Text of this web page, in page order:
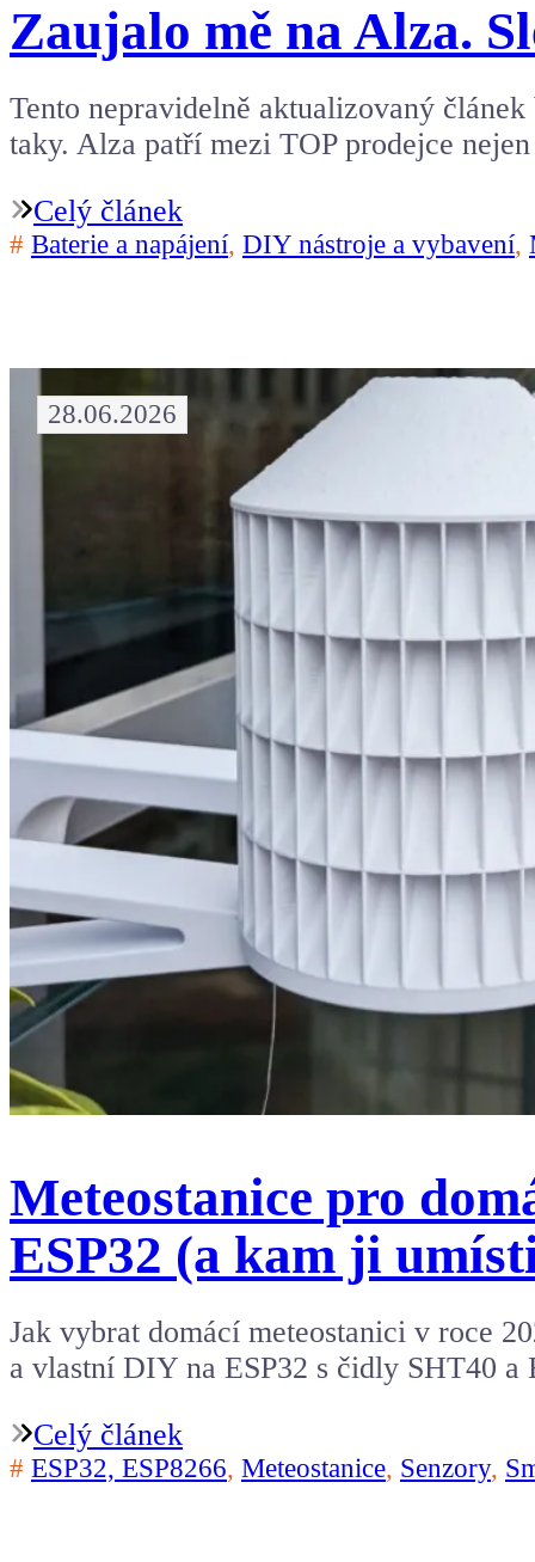
Zaujalo mě na Alza.
Tento nepravidelně aktualizovaný
taky. Alza patří mezi TOP prodejce
Celý článek
# Baterie a napájení, DIY nástroje a vybavení,
28.06.2026
Meteostanice pro
ESP32 (a kam ji
Jak vybrat domácí meteostanici v roce
a vlastní DIY na ESP32 s čidly SHT40
Celý článek
# ESP32, ESP8266, Meteostanice, Senzory,